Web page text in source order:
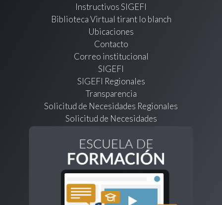
Instructivos SIGEFI
Biblioteca Virtual tirant lo blanch
Ubicaciones
Contacto
Correo institucional
SIGEFI
SIGEFI Regionales
Transparencia
Solicitud de Necesidades Regionales
Solicitud de Necesidades